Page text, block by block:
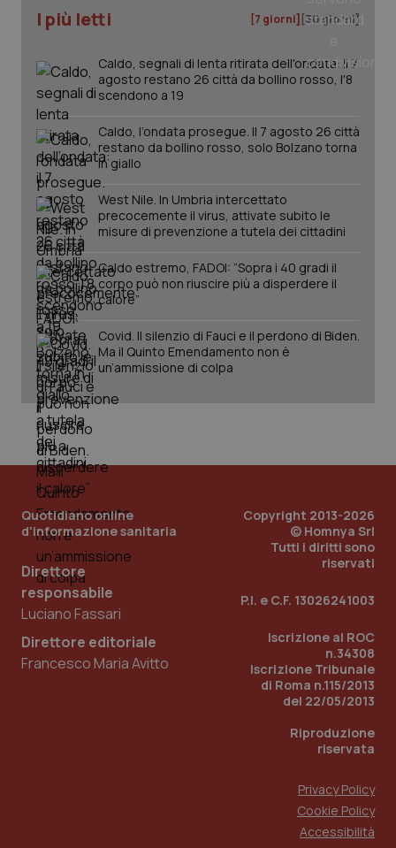
I più letti [7 giorni] [30 giorni]
Caldo, segnali di lenta ritirata dell'ondata: il 7
agosto restano 26 città da bollino rosso, l'8
scendono a 19
Caldo, l’ondata prosegue. Il 7 agosto 26 città
restano da bollino rosso, solo Bolzano torna
in giallo
West Nile. In Umbria intercettato
precocemente il virus, attivate subito le
misure di prevenzione a tutela dei cittadini
Caldo estremo, FADOI: “Sopra i 40 gradi il
corpo può non riuscire più a disperdere il
calore”
Covid. Il silenzio di Fauci e il perdono di Biden.
Ma il Quinto Emendamento non è
un’ammissione di colpa
Quotidiano online
d'informazione sanitaria
Direttore
responsabile
Luciano Fassari
Direttore editoriale
Francesco Maria Avitto
Copyright 2013-2026
© Homnya Srl
Tutti i diritti sono
riservati
P.I. e C.F. 13026241003
Iscrizione al ROC
n.34308
Iscrizione Tribunale
di Roma n.115/2013
del 22/05/2013
Riproduzione
riservata
Privacy Policy
Cookie Policy
Accessibilità
.quotidianosanita.it
www.quotidianosanita.it
.quotidianosanita.it
1
mese